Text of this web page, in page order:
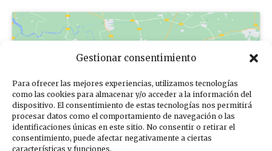
Gestionar consentimiento
Para ofrecer las mejores experiencias, utilizamos tecnologías
como las cookies para almacenar y/o acceder a la información del
dispositivo. El consentimiento de estas tecnologías nos permitirá
procesar datos como el comportamiento de navegación o las
identificaciones únicas en este sitio. No consentir o retirar el
consentimiento, puede afectar negativamente a ciertas
características y funciones.
Haz clic para aceptar cookies de
marketing y permitir este contenido